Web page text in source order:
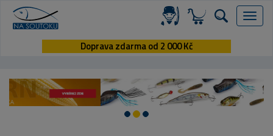
Menu
Doprava zdarma od 2 000 Kč